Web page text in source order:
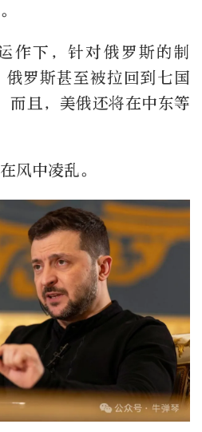
作下，针对俄罗斯的制
罗斯甚至被拉回到七国
而且，美俄还将在中东等
风中凌乱。